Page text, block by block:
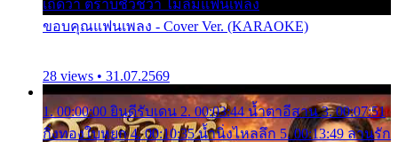
เถิดว่า ตราบชั่วชีวา ไม่ลืมแฟนเพลง
ขอบคุณแฟนเพลง - Cover Ver. (KARAOKE)
28 views • 31.07.2569
1. 00:00:00 ยินดีรับเดน 2. 00:03:44 น้ำตาอีสาน 3. 00:07:51
กิ่งทองใบหยก 4. 00:10:35 น้ำนิ่งไหลลึก 5. 00:13:49 ลานรัก